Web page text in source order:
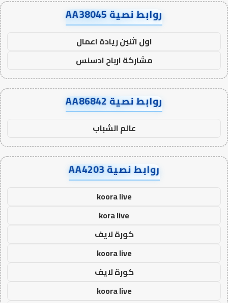
روابط نصية AA38045
اول اثنين ريادة اعمال
مشاركة ارباح ادسنس
روابط نصية AA86842
عالم الشباب
روابط نصية AA4203
koora live
kora live
كورة لايف
koora live
كورة لايف
koora live